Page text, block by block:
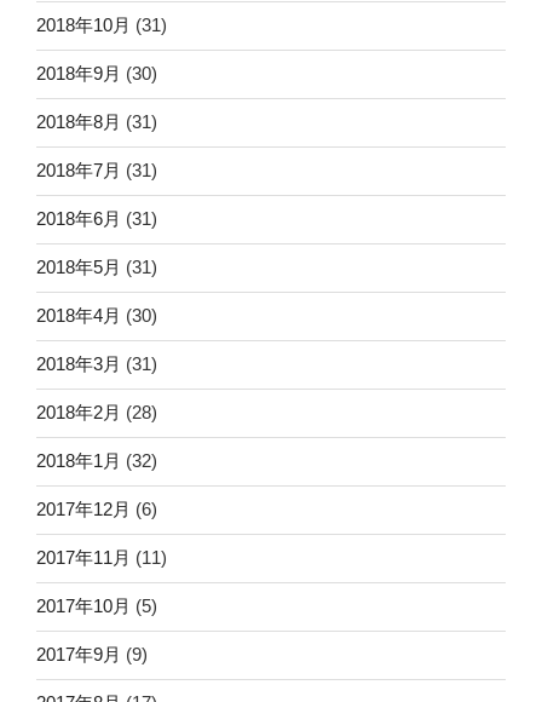
2018年10月 (31)
2018年9月 (30)
2018年8月 (31)
2018年7月 (31)
2018年6月 (31)
2018年5月 (31)
2018年4月 (30)
2018年3月 (31)
2018年2月 (28)
2018年1月 (32)
2017年12月 (6)
2017年11月 (11)
2017年10月 (5)
2017年9月 (9)